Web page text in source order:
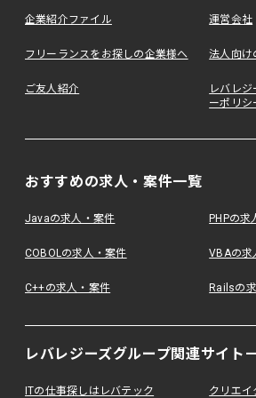
企業紹介ファイル 運営会社
フリーランスをお探しの企業様へ 法人向け
ご友人紹介
レバレ
ーポリシ
おすすめの求人・案件一覧
Javaの求人・案件 PHPの求
COBOLの求人・案件 VBAの求
C++の求人・案件 Railsの
レバレジーズグループ関連サイト
ITの仕事探しはレバテック クリエイ